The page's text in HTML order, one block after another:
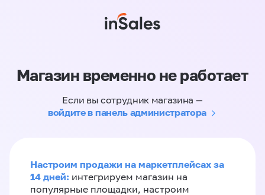
Магазин временно не работает
Если вы сотрудник магазина —
войдите в панель администратора
Настроим продажи на маркетплейсах за
14 дней: интегрируем магазин на
популярные площадки, настроим